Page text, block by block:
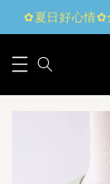
✿夏日好心情✿